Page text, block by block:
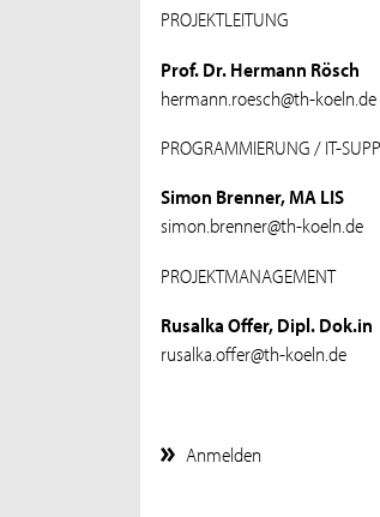
PROJEKTLEITUNG
Prof. Dr. Hermann Rösch
hermann.roesch@th-koeln.de
PROGRAMMIERUNG / IT-
Simon Brenner, MA LIS
simon.brenner@th-koeln.de
PROJEKTMANAGEMENT
Rusalka Offer, Dipl. Dok.in
rusalka.offer@th-koeln.de
Anmelden